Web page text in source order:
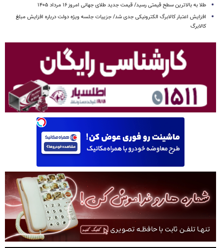
طلا به بالاترین سطح قیمتی رسید/ قیمت جدید طلای جهانی امروز ۱۶ مرداد ۱۴۰۵
افزایش اعتبار کالابرگ الکترونیکی جدی شد/ جزییات جلسه ویژه دولت درباره افزایش مبلغ
کالابرگ